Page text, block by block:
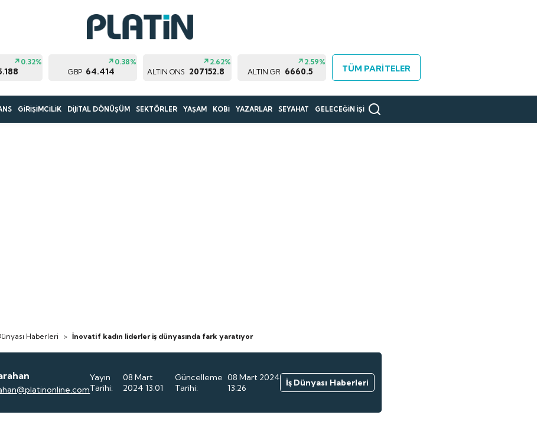
0.32%
GBP 64.414
0.38%
ALTIN ONS 207152.8
2.62%
ALTIN GR 6660.5
2.59%
TÜM PARİTELER
GİRİŞİMCİLİK DİJİTAL DÖNÜŞÜM SEKTÖRLER YAŞAM KOBİ YAZARLAR SEYAHAT GELECEĞİN İŞİ
Haberleri > İnovatif kadın liderler iş dünyasında fark yaratıyor
Yayın
Tarihi:
08 Mart
2024 13:01
Güncelleme
Tarihi:
08 Mart 2024
13:26
İş Dünyası Haberleri